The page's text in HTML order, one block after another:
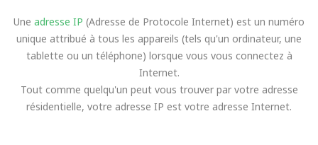
Une adresse IP (Adresse de Protocole Internet) est un numéro
unique attribué à tous les appareils (tels qu'un ordinateur, une
tablette ou un téléphone) lorsque vous vous connectez à
Internet.
Tout comme quelqu'un peut vous trouver par votre adresse
résidentielle, votre adresse IP est votre adresse Internet.